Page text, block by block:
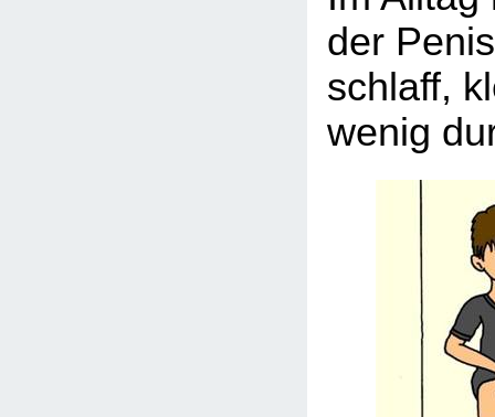
der
schlaff,
wenig